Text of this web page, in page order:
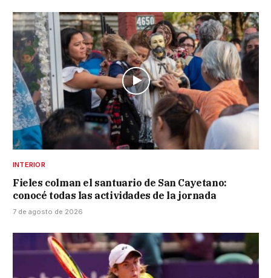
INTERIOR
Fieles colman el santuario de San Cayetano:
conocé todas las actividades de la jornada
7 de agosto de 2026